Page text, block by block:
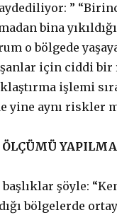
”
bina
o bölgede
için ciddi
işlemi
yine aynı riskler
başlıklar şöyle:
bölgelerde